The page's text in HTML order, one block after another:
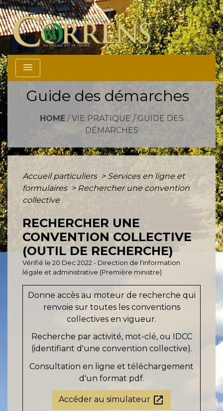
menu
Guide des démarches
HOME/ VIE PRATIQUE / GUIDE DES
DÉMARCHES
Accueil particuliers > Services en ligne et
formulaires > Rechercher une convention
collective
RECHERCHER UNE
CONVENTION COLLECTIVE
(OUTIL DE RECHERCHE)
Vérifié le 20 Dec 2022 - Direction de l'information
légale et administrative (Première ministre)
Donne accès au moteur de recherche qui
renvoie sur toutes les conventions
collectives en vigueur.
Recherche par activité, mot-clé, ou IDCC
(identifiant d'une convention collective).
Consultation en ligne et téléchargement
d'un format pdf.
Accéder au simulateur open_in_new